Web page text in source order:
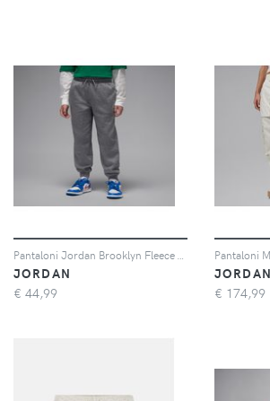
JORDAN
€ 44,99
JORDAN
€ 174,99